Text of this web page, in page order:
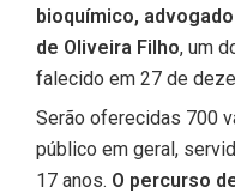
bioquímico,
de Oliveira Filho, um
falecido em 27 de
Serão oferecidas 700
público em geral,
17 anos. O percurso